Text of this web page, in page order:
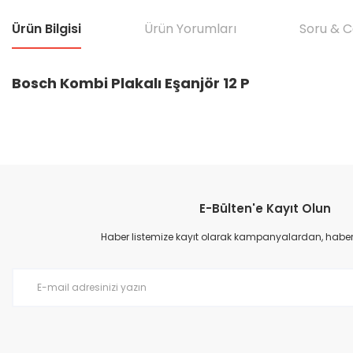
Ürün Bilgisi Ürün Yorumları Soru &
Bosch Kombi Plakalı Eşanjör 12 P
Ürün resmi kalitesiz, bozuk veya görüntülenemiyor.
Ürün açıklamasında eksik bilgiler bulunuyor.
E-Bülten'e Kayıt Olun
Haber listemize kayıt olarak kampanyalardan,